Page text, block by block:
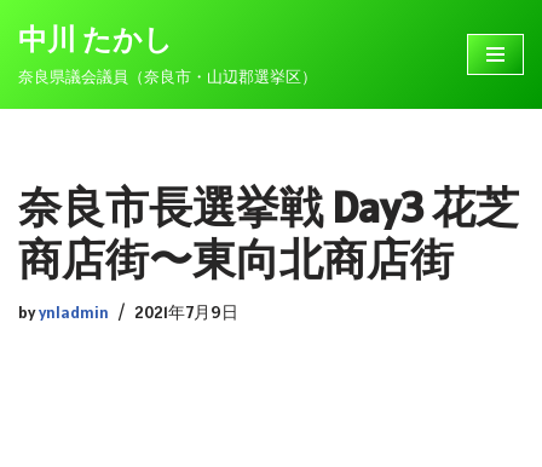
コ
へ
ス
キ
プ
中川 たかし
奈良県議会議員（奈良市・山辺郡選挙区）
奈良市長選挙戦 Day3 花芝
商店街〜東向北商店街
byynladmin 2021年7月9日